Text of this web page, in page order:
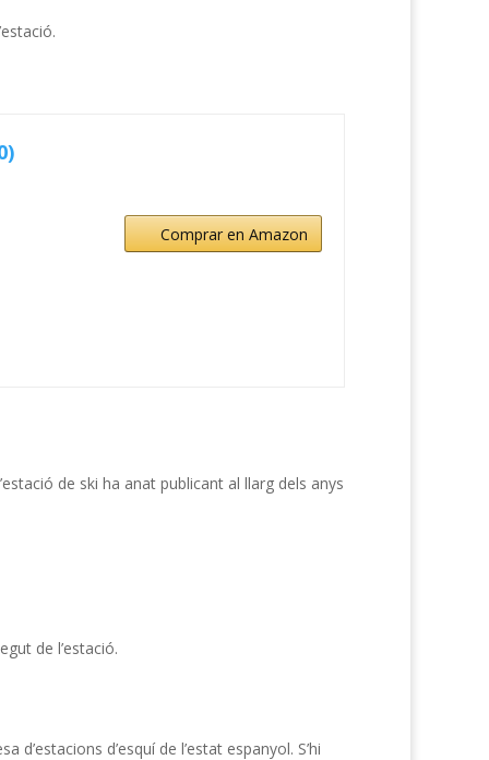
Comprar en Amazon
de ski ha anat publicant al llarg dels anys
de l’estació.
d’esquí de l’estat espanyol. S’hi